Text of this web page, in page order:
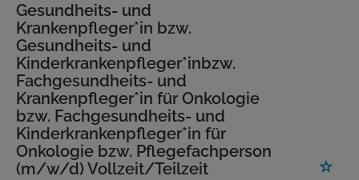
Gesundheits- und
Krankenpfleger*in bzw.
Gesundheits- und
Kinderkrankenpfleger*inbzw.
Fachgesundheits- und
Krankenpfleger*in für Onkologie
bzw. Fachgesundheits- und
Kinderkrankenpfleger*in für
Onkologie bzw. Pflegefachperson
(m/w/d) Vollzeit/Teilzeit